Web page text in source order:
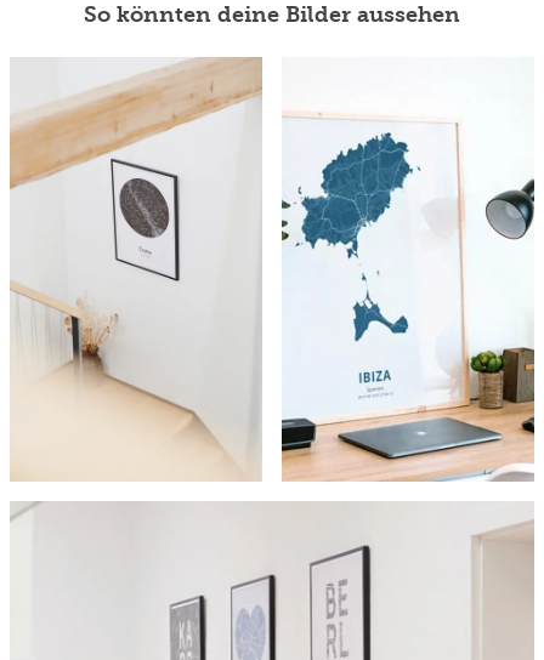
So könnten deine Bilder aussehen